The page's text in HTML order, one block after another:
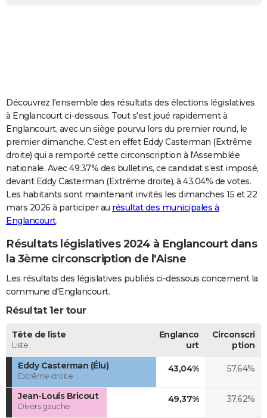
Carte de Noël
Carte Bonne année
Carte Saint-Valentin
Carte Pâques
Carte d'anniversaire
DICTIONNAIRE
Dictionnaire
Biographies
Citations
Expressions
Proverbes
PROGRAMME TV
COPAINS D'AVANT
S'inscrire
Se connecter
Lycées
Collèges
Primaires
Universités
Entreprises
Service militaire
Avis de recherche
AVIS DE DÉCÈS
FORUM
Découvrez l'ensemble des résultats des élections législatives
à Englancourt ci-dessous. Tout s'est joué rapidement à
Englancourt, avec un siège pourvu lors du premier round, le
premier dimanche. C'est en effet Eddy Casterman (Extrême
droite) qui a remporté cette circonscription à l'Assemblée
nationale. Avec 49.37% des bulletins, ce candidat s’est imposé,
devant Eddy Casterman (Extrême droite), à 43.04% de votes.
Les habitants sont maintenant invités les dimanches 15 et 22
mars 2026 à participer au résultat des municipales à
Englancourt.
Résultats législatives 2024 à Englancourt dans
la 3ème circonscription de l'Aisne
Les résultats des législatives publiés ci-dessous concernent la
commune d'Englancourt.
Résultat 1er tour
Tête de liste
Liste
Englanco
urt
Circonscri
ption
Eddy Casterman (Élu)
Extrême droite
43,04% 57,64%
Jean-Louis Bricout
Divers gauche
49,37% 37,62%